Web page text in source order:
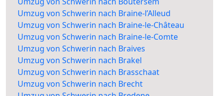
Umzug von Schwerin nach Braine-l’Alleud
Umzug von Schwerin nach Braine-le-Château
Umzug von Schwerin nach Braine-le-Comte
Umzug von Schwerin nach Braives
Umzug von Schwerin nach Brakel
Umzug von Schwerin nach Brasschaat
Umzug von Schwerin nach Brecht